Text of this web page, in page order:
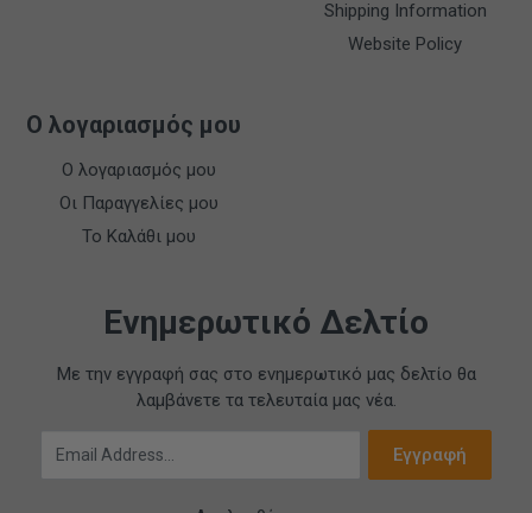
Shipping Information
Website Policy
Ο λογαριασμός μου
Ο λογαριασμός μου
Οι Παραγγελίες μου
Το Καλάθι μου
Ενημερωτικό Δελτίο
Με την εγγραφή σας στο ενημερωτικό μας δελτίο θα
λαμβάνετε τα τελευταία μας νέα.
Email Address
Εγγραφή